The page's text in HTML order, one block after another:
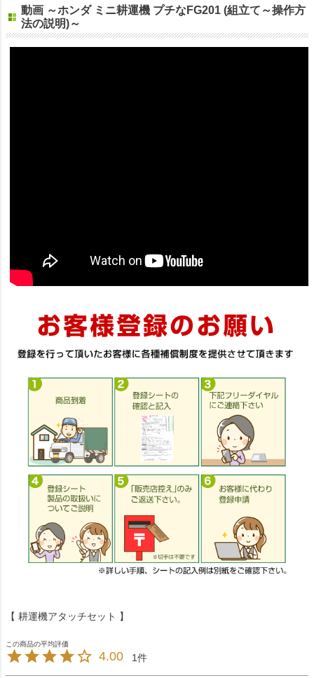
動画 ～ホンダ ミニ耕運機 プチなFG201 (組立て～操作方
法の説明)～
【 耕運機アタッチセット 】
4.00 1